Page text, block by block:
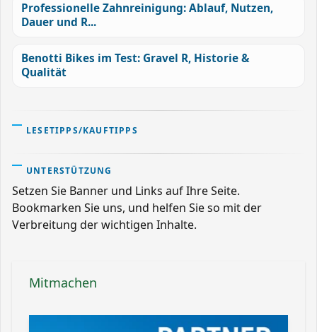
Professionelle Zahnreinigung: Ablauf, Nutzen,
Dauer und R...
Benotti Bikes im Test: Gravel R, Historie &
Qualität
LESETIPPS/KAUFTIPPS
UNTERSTÜTZUNG
Setzen Sie Banner und Links auf Ihre Seite.
Bookmarken Sie uns, und helfen Sie so mit der
Verbreitung der wichtigen Inhalte.
Mitmachen